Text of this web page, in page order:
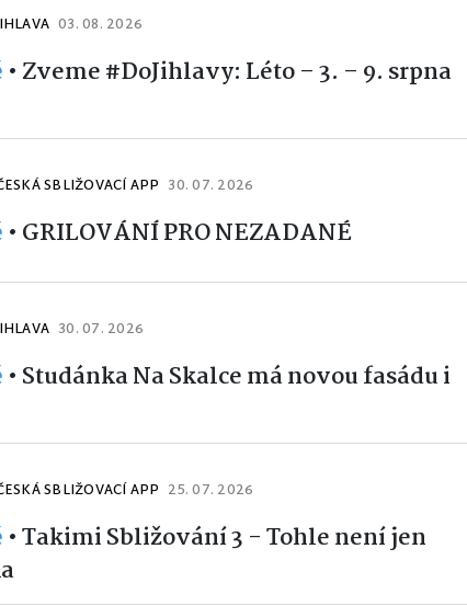
03. 08. 2026
• Zveme #DoJihlavy: Léto – 3. – 9. srpna
SBLIŽOVACÍ APP 30. 07. 2026
• GRILOVÁNÍ PRO NEZADANÉ
30. 07. 2026
• Studánka Na Skalce má novou fasádu i
SBLIŽOVACÍ APP 25. 07. 2026
•Takimi Sbližování 3 - Tohle není jen